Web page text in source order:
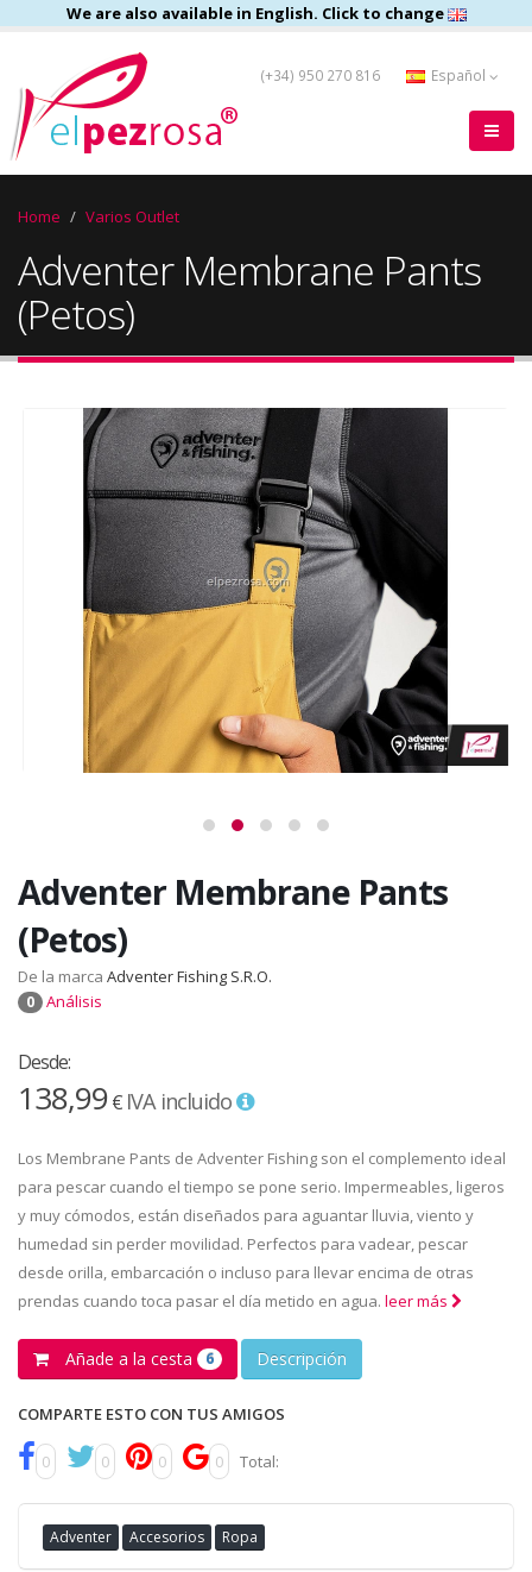
We are also available in English. Click to change
(+34) 950 270 816 Español
Home Varios Outlet
Adventer Membrane Pants
(Petos)
Adventer Membrane Pants
(Petos)
De la marca Adventer Fishing S.R.O.
0 Análisis
Desde:
138,99€ IVA incluido
Los Membrane Pants de Adventer Fishing son el complemento ideal
para pescar cuando el tiempo se pone serio. Impermeables, ligeros
y muy cómodos, están diseñados para aguantar lluvia, viento y
humedad sin perder movilidad. Perfectos para vadear, pescar
desde orilla, embarcación o incluso para llevar encima de otras
prendas cuando toca pasar el día metido en agua. leer más
Añade a la cesta 6 Descripción
COMPARTE ESTO CON TUS AMIGOS
0 0 0 0 Total:
Adventer Accesorios Ropa